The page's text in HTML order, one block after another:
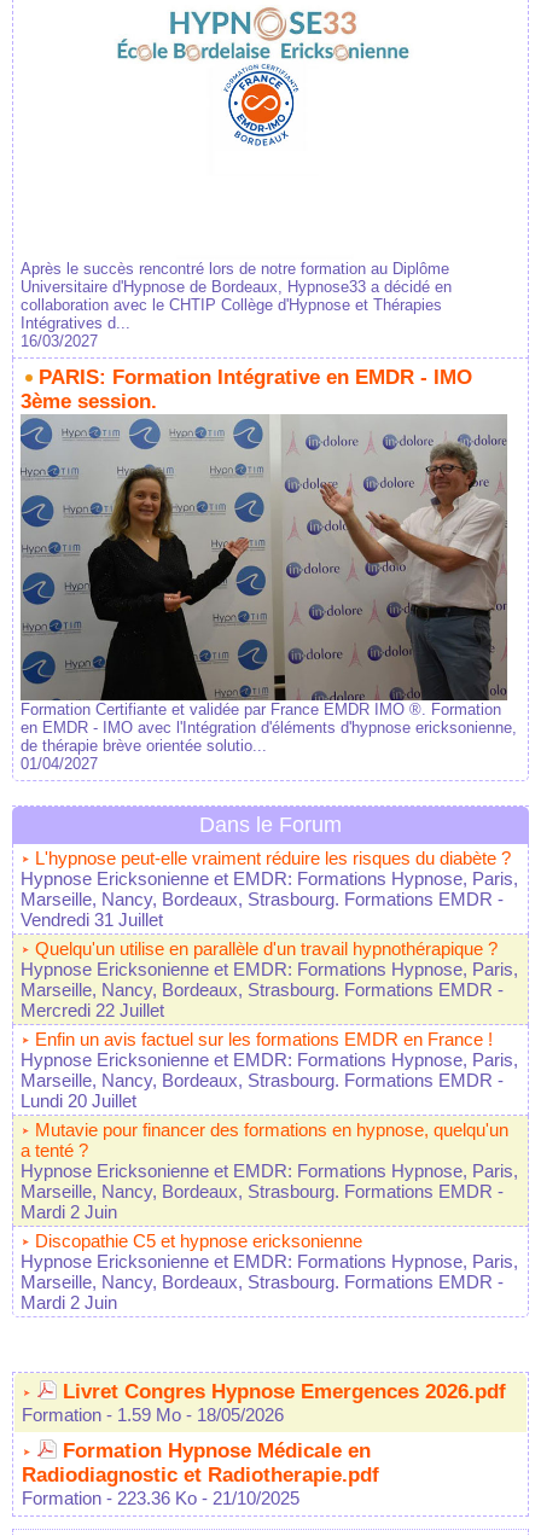
Après le succès rencontré lors de notre formation au Diplôme
Universitaire d'Hypnose de Bordeaux, Hypnose33 a décidé en
collaboration avec le CHTIP Collège d'Hypnose et Thérapies
Intégratives d...
16/03/2027
PARIS: Formation Intégrative en EMDR - IMO
3ème session.
Formation Certifiante et validée par France EMDR IMO ®. Formation
en EMDR - IMO avec l'Intégration d'éléments d'hypnose ericksonienne,
de thérapie brève orientée solutio...
01/04/2027
Dans le Forum
L'hypnose peut-elle vraiment réduire les risques du diabète ?
Hypnose Ericksonienne et EMDR: Formations Hypnose, Paris,
Marseille, Nancy, Bordeaux, Strasbourg. Formations EMDR -
Vendredi 31 Juillet
Quelqu'un utilise en parallèle d'un travail hypnothérapique ?
Hypnose Ericksonienne et EMDR: Formations Hypnose, Paris,
Marseille, Nancy, Bordeaux, Strasbourg. Formations EMDR -
Mercredi 22 Juillet
Enfin un avis factuel sur les formations EMDR en France !
Hypnose Ericksonienne et EMDR: Formations Hypnose, Paris,
Marseille, Nancy, Bordeaux, Strasbourg. Formations EMDR -
Lundi 20 Juillet
Mutavie pour financer des formations en hypnose, quelqu'un
a tenté ?
Hypnose Ericksonienne et EMDR: Formations Hypnose, Paris,
Marseille, Nancy, Bordeaux, Strasbourg. Formations EMDR -
Mardi 2 Juin
Discopathie C5 et hypnose ericksonienne
Hypnose Ericksonienne et EMDR: Formations Hypnose, Paris,
Marseille, Nancy, Bordeaux, Strasbourg. Formations EMDR -
Mardi 2 Juin
Livret Congres Hypnose Emergences 2026.pdf
Formation - 1.59 Mo - 18/05/2026
Formation Hypnose Médicale en
Radiodiagnostic et Radiotherapie.pdf
Formation - 223.36 Ko - 21/10/2025